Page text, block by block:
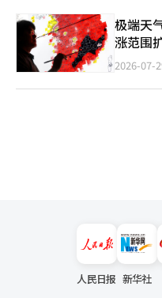
极端天
涨范围
2026-07-
人民日报 新华社